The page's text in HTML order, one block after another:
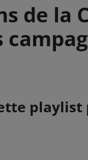
de la
playlist